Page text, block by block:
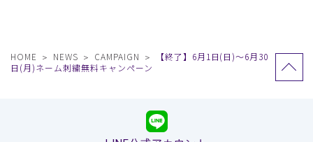
HOME NEWS CAMPAIGN
【終了】6月1日(日)〜6月30
日(月)ネーム刺繍無料キャンペーン